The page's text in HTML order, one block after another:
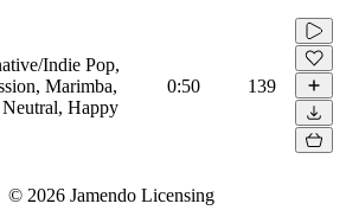
Indie Pop,
Marimba,
Happy
0:50 139
© 2026 Jamendo Licensing